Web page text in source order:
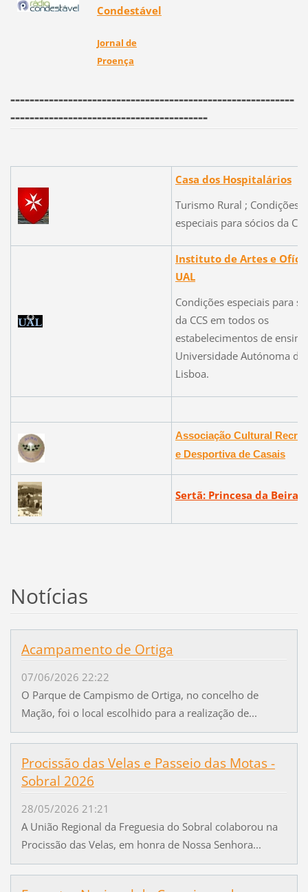
Condestável
Jornal de
Proença
-----------------------------------------------------------
-----------------------------------------
Casa dos Hospitalários
Turismo Rural ; Condições
especiais para sócios da
Instituto de Artes e
UAL
Condições especiais para
da CCS em todos os
estabelecimentos de
Universidade Autónoma de
Lisboa.
Associação Cultural
e Desportiva de Casais
Sertã: Princesa da Beira
Notícias
Acampamento de Ortiga
07/06/2026 22:22
O Parque de Campismo de Ortiga, no concelho de
Mação, foi o local escolhido para a realização de...
Procissão das Velas e Passeio das Motas -
Sobral 2026
28/05/2026 21:21
A União Regional da Freguesia do Sobral colaborou na
Procissão das Velas, em honra de Nossa Senhora...